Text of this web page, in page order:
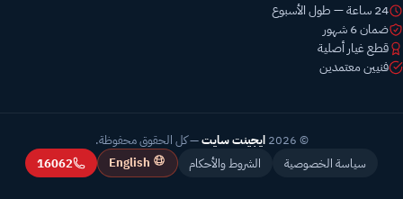
24 ساعة — طول الأسبوع
ضمان 6 شهور
قطع غيار أصلية
فنيين معتمدين
© 2026 ايجينت سايت— كل الحقوق محفوظة.
سياسة الخصوصية
الشروط والأحكام English
16062